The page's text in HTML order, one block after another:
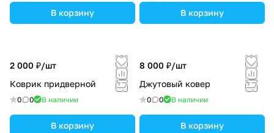
В корзину В корзину
2 000 ₽/шт
Коврик придверной
0 0 В наличии
В корзину
8 000 ₽/шт
Джутовый ковер
0 0 В наличии
В корзину